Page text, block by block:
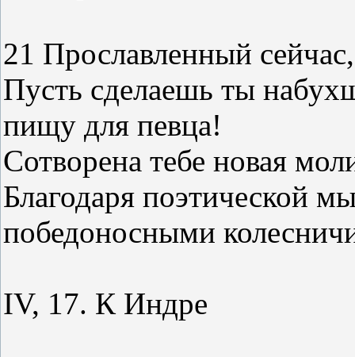
21 Прославленный
Пусть сделаешь ты
пищу для певца!
Сотворена тебе новая
Благодаря поэтической
победоносными
IV, 17. К Индре